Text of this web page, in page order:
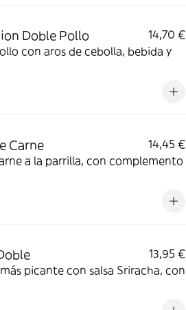
Doble Pollo
14,70 €
con aros de cebolla, bebida y
Carne
14,45 €
a la parrilla, con complemento
13,95 €
picante con salsa Sriracha, con